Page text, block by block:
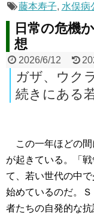
藤本寿子, 水俣病
日常の危機
想
2026/6/12
ガザ、ウク
続きにある
この一年ほどの間
が起きている。「
て、若い世代の中
始めているのだ。
者たちの自発的な